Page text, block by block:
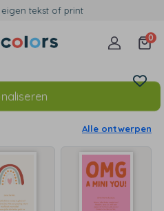
tekst of print
0
Alle ontwerpen